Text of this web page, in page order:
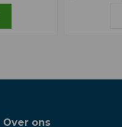
Over ons